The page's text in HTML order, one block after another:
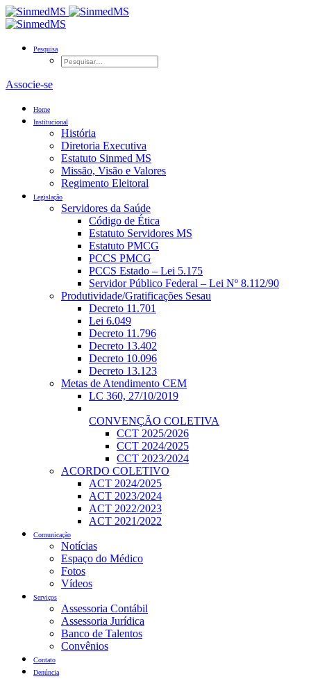
Pesquisa
Associe-se
Home
Institucional
História
Diretoria Executiva
Estatuto Sinmed MS
Missão, Visão e Valores
Regimento Eleitoral
Legislação
Servidores da Saúde
Código de Ética
Estatuto Servidores MS
Estatuto PMCG
PCCS PMCG
PCCS Estado – Lei 5.175
Servidor Público Federal – Lei Nº 8.112/90
Produtividade/Gratificações Sesau
Decreto 11.701
Lei 6.049
Decreto 11.796
Decreto 13.402
Decreto 10.096
Decreto 13.123
Metas de Atendimento CEM
LC 360, 27/10/2019
CONVENÇÃO COLETIVA
CCT 2025/2026
CCT 2024/2025
CCT 2023/2024
ACORDO COLETIVO
ACT 2024/2025
ACT 2023/2024
ACT 2022/2023
ACT 2021/2022
Comunicação
Notícias
Espaço do Médico
Fotos
Vídeos
Serviços
Assessoria Contábil
Assessoria Jurídica
Banco de Talentos
Convênios
Contato
Denúncia